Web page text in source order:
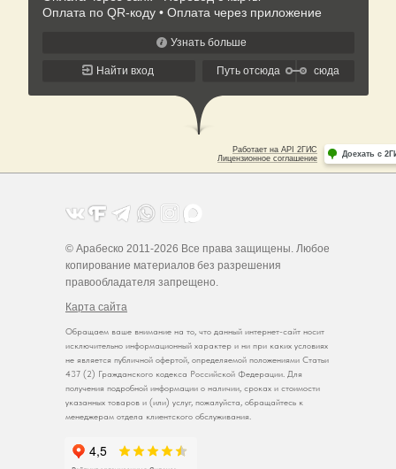
© Арабеско 2011-2026 Все права защищены. Любое
копирование материалов без разрешения
правообладателя запрещено.
Карта сайта
Обращаем ваше внимание на то, что данный интернет-сайт носит
исключительно информационный характер и ни при каких условиях
не является публичной офертой, определяемой положениями Статьи
437 (2) Гражданского кодекса Российской Федерации. Для
получения подробной информации о наличии, сроках и стоимости
указанных товаров и (или) услуг, пожалуйста, обращайтесь к
менеджерам отдела клиентского обслуживания.